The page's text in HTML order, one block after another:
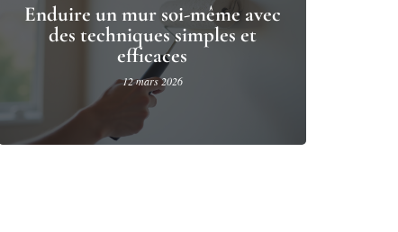
Enduire un mur soi-même avec
des techniques simples et
efficaces
12 mars 2026